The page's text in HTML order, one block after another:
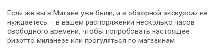
Если же вы в Милане уже были, и в обзорной экскурсии не
нуждаетесь – в вашем распоряжении несколько часов
свободного времени, чтобы попробовать настоящее
ризотто миланезе или прогуляться по магазинам.